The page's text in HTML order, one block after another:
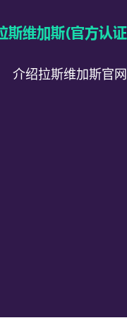
介绍拉斯维加斯官网